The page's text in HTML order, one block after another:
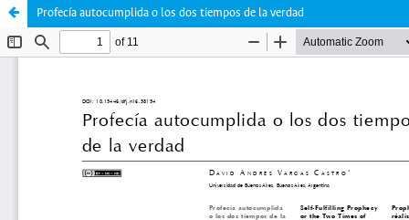
Profecía autocumplida o los dos tiempos de la verdad